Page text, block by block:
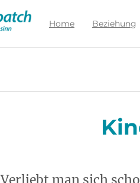
Zur
Partnersuche
Home Beziehung
Verliebt man sich